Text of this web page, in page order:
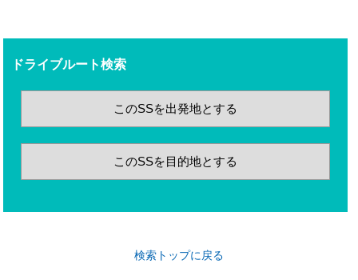
ドライブルート検索
このSSを出発地とする
このSSを目的地とする
検索トップに戻る